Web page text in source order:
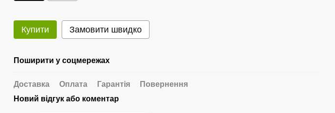
Купити Замовити швидко
Поширити у соцмережах
Доставка Оплата Гарантія
Повернення
Новий відгук або коментар